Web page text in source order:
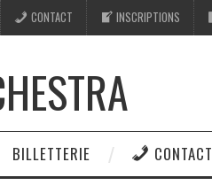
CONTACT INSCRIPTIONS
BILLETTERIE CONTACT